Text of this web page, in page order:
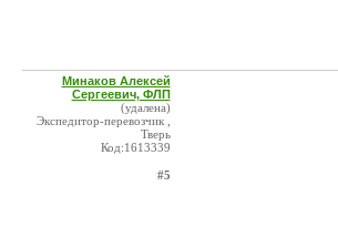
Минаков Алексей
Сергеевич, ФЛП
(удалена)
Экспедитор-перевозчик ,
Тверь
Код:1613339
#5